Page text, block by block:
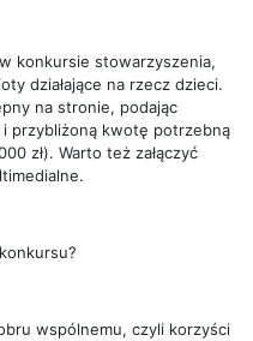
konkursie stowarzyszenia,
działające na rzecz dzieci.
na stronie, podając
przybliżoną kwotę potrzebną
zł). Warto też załączyć
wspólnemu, czyli korzyści